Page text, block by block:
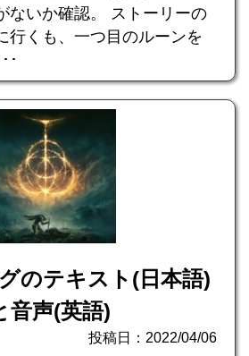
ないか確認。 ストーリーの
行くも、一つ目のルーンを
･
のテキスト(日本語)
音声(英語)
投稿日：2022/04/06